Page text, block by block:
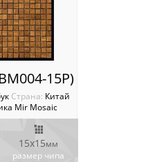
15P)
Cтрана: Китай
Mir Mosaic
15х15мм
размер чипа